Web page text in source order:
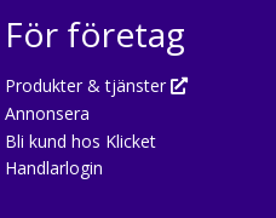
För företag
Produkter & tjänster
Annonsera
Bli kund hos Klicket
Handlarlogin